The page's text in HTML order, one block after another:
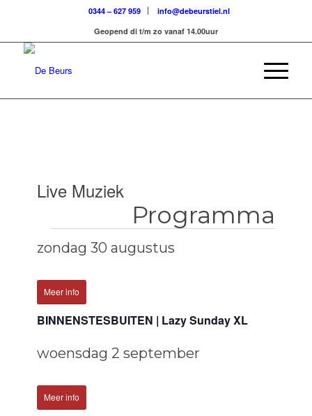
0344 – 627 959
info@debeurstiel.nl
Geopend di t/m zo vanaf 14.00uur
Live Muziek
Programma
Evenementen
zondag 30 augustus
Meer info
BINNENSTESBUITEN | Lazy Sunday XL
woensdag 2 september
Meer info